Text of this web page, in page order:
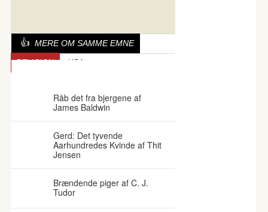
MERE OM SAMME EMNE
RELIGION USA
Råb det fra bjergene af
James Baldwin
Gerd: Det tyvende
Aarhundredes Kvinde af Thit
Jensen
Brændende piger af C. J.
Tudor